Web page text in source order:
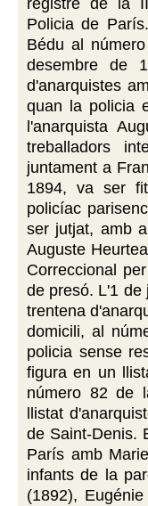
registre de la
Policia de
Bédu al
desembre de
d'anarquistes
quan la policia
l'anarquista
treballadors
juntament a
1894, va ser
policíac
ser jutjat, amb
Auguste
Correccional
de presó. L'1 de
trentena
domicili, al
policia sense
figura en un
número 82 de
llistat
de Saint-Denis.
París amb
infants de la
(1892),